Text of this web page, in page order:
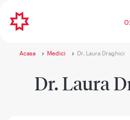
Acasa Medici Dr. Laura Draghici
Dr. Laura